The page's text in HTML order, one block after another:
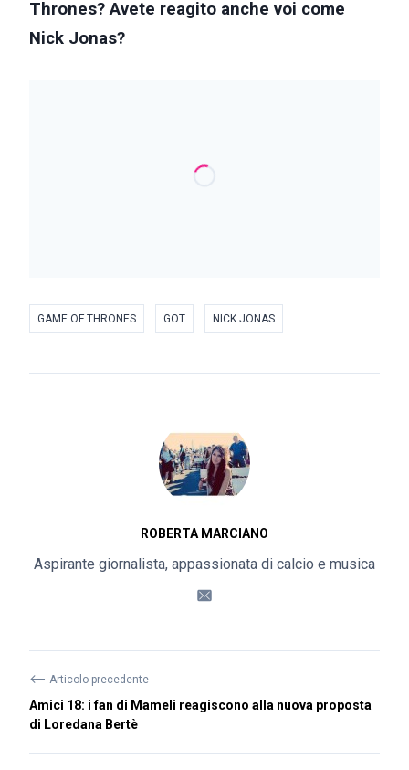
Thrones? Avete reagito anche voi come
Nick Jonas?
GAME OF THRONES GOT NICK JONAS
ROBERTA MARCIANO
Aspirante giornalista, appassionata di calcio e musica
⟵ Articolo precedente
Amici 18: i fan di Mameli reagiscono alla nuova proposta
di Loredana Bertè